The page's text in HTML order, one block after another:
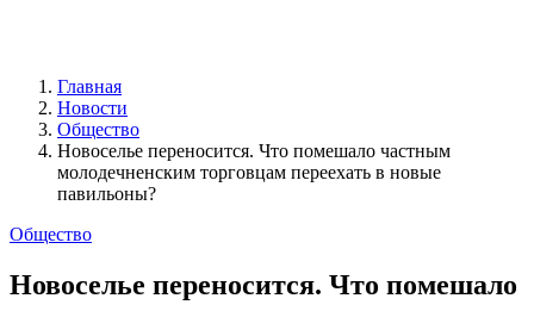
Главная
Новости
Общество
Новоселье переносится. Что помешало частным
молодечненским торговцам переехать в новые
павильоны?
Общество
Новоселье переносится. Что помешало